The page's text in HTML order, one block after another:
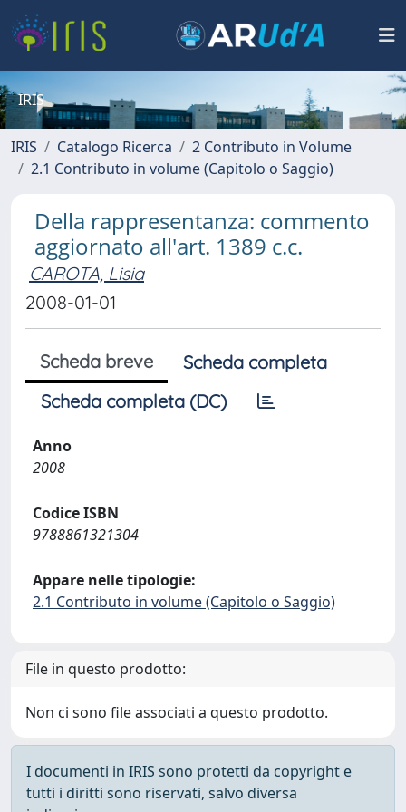
IRIS
IRIS Catalogo Ricerca
2 Contributo in Volume
2.1 Contributo in volume (Capitolo o Saggio)
Della rappresentanza: commento
aggiornato all'art. 1389 c.c.
CAROTA, Lisia
2008-01-01
Scheda breve
Scheda completa
Scheda completa (DC)
Anno
2008
Codice ISBN
9788861321304
Appare nelle tipologie:
2.1 Contributo in volume (Capitolo o Saggio)
File in questo prodotto:
Non ci sono file associati a questo prodotto.
I documenti in IRIS sono protetti da copyright e
tutti i diritti sono riservati, salvo diversa